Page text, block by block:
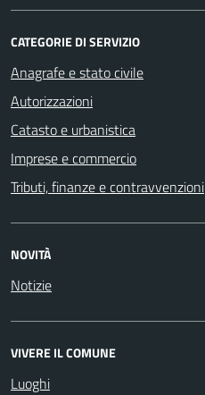
CATEGORIE DI SERVIZIO
Anagrafe e stato civile
Autorizzazioni
Catasto e urbanistica
Imprese e commercio
Tributi, finanze e contravvenzioni
NOVITÀ
Notizie
VIVERE IL COMUNE
Luoghi